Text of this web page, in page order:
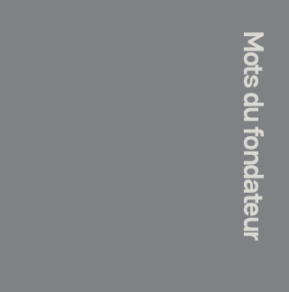
Mots du fondateur